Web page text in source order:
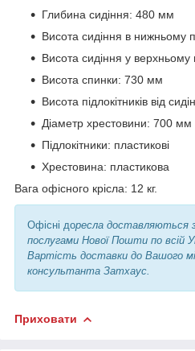
Глибина сидіння: 480 мм
Висота сидіння в нижньому
Висота сидіння у
Висота спинки: 730 мм
Висота підлокітників від
Діаметр хрестовини: 700 мм
Підлокітники: пластикові
Хрестовина: пластикова
Вага офісного крісла: 12 кг.
Офісні доресла доставляються
послугами Нової Пошти по всій
Вартість доставки до Вашого
консультанта Затхаус.
Приховати